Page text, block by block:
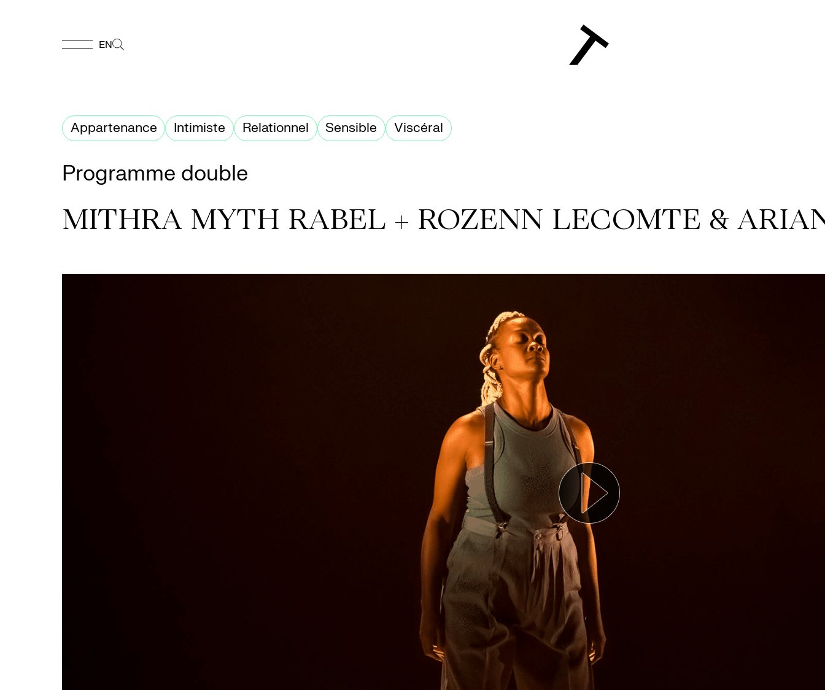
Accueil
Appuyez-
Programmation
Billetterie
EN
Appartenance Intimiste Relationnel Sensible Viscéral
Programme double
MITHRA MYTH RABEL + ROZENN LECOMTE &